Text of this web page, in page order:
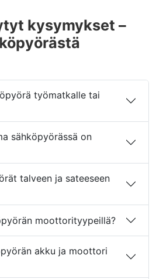
kysymykset –
työmatkalle tai
sähköpyörässä on
talveen ja sateeseen
moottorityypeillä?
akku ja moottori